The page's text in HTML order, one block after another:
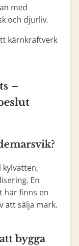
med
och djurliv.
kärnkraftverk
–
kylvatten,
En
här finns en
att sälja mark.
bygga